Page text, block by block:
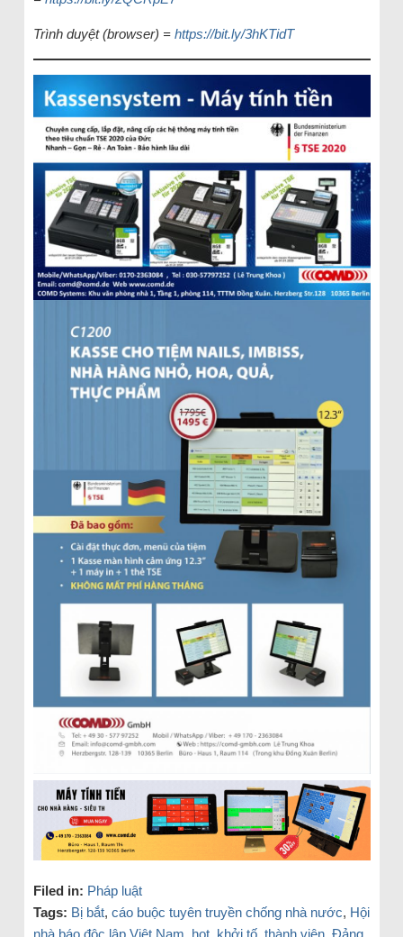
Trình duyệt (browser) = https://bit.ly/3hKTidT
Filed in: Pháp luật
Tags: Bị bắt, cáo buộc tuyên truyền chống nhà nước, Hội
nhà báo độc lập Việt Nam, hot, khởi tố, thành viên, Đảng